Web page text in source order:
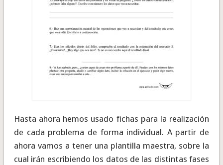
Hasta ahora hemos usado fichas para la realización
de cada problema de forma individual. A partir de
ahora vamos a tener una plantilla maestra, sobre la
cual irán escribiendo los datos de las distintas fases